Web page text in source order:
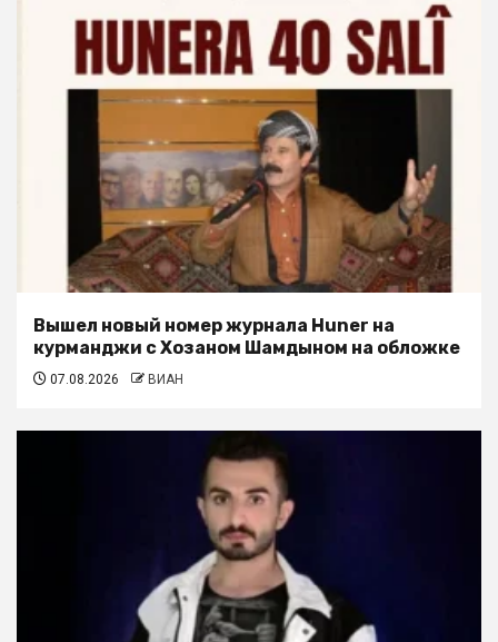
Вышел новый номер журнала Huner на
курманджи с Хозаном Шамдыном на обложке
07.08.2026 ВИАН